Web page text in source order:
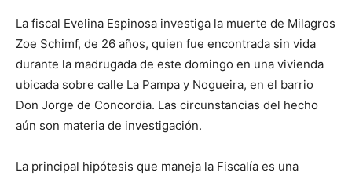
La fiscal Evelina Espinosa investiga la muerte de Milagros
Zoe Schimf, de 26 años, quien fue encontrada sin vida
durante la madrugada de este domingo en una vivienda
ubicada sobre calle La Pampa y Nogueira, en el barrio
Don Jorge de Concordia. Las circunstancias del hecho
aún son materia de investigación.
La principal hipótesis que maneja la Fiscalía es una